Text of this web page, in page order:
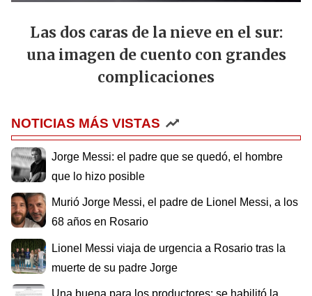
Las dos caras de la nieve en el sur:
una imagen de cuento con grandes
complicaciones
NOTICIAS MÁS VISTAS
Jorge Messi: el padre que se quedó, el hombre
que lo hizo posible
Murió Jorge Messi, el padre de Lionel Messi, a los
68 años en Rosario
Lionel Messi viaja de urgencia a Rosario tras la
muerte de su padre Jorge